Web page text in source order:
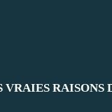
VRAIES RAISONS